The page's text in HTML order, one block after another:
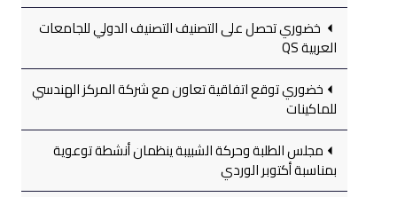
خضوري تحصل على التصنيف التصنيف الدولي للجامعات
العربية QS
خضوري توقع اتفاقية تعاون مع شركة المركز الهندسي
للماكينات
مجلس الطلبة وحركة الشبيبة ينظمان أنشطة توعوية
بمناسبة أكتوبر الوردي